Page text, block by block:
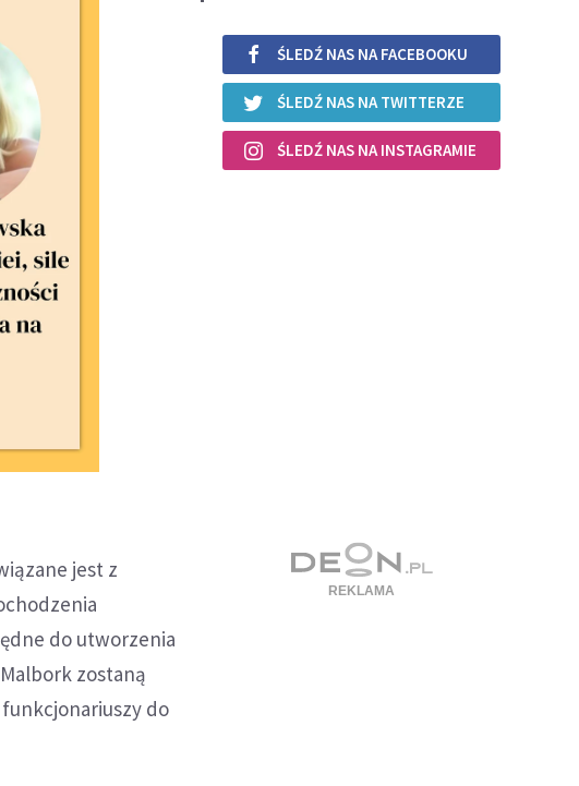
jest z
do utworzenia
zostaną
do
ŚLEDŹ NAS NA FACEBOOKU
ŚLEDŹ NAS NA TWITTERZE
ŚLEDŹ NAS NA INSTAGRAMIE